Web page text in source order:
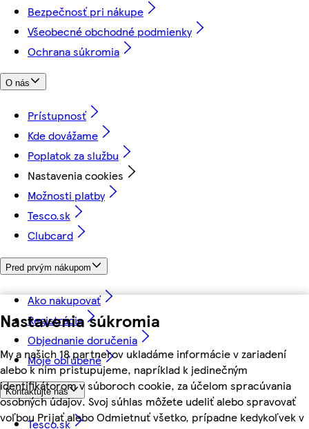
Nastavenia súkromia
My a našich 18 partnerov ukladáme informácie v zariadení
alebo k nim pristupujeme, napríklad k jedinečným
identifikátorom v súboroch cookie, za účelom spracúvania
osobných údajov. Svoj súhlas môžete udeliť alebo spravovať
voľbou Prijať alebo Odmietnuť všetko, prípadne kedykoľvek v
Bezpečnosť pri nákupe
Všeobecné obchodné podmienky
Ochrana súkromia
O nás
Prístupnosť
Kde dovážame
Poplatok za službu
Nastavenia cookies
Možnosti platby
Tesco.sk
Clubcard
Pred prvým nákupom
Ako nakupovať
Registrácia
Objednanie doručenia
Moje obľúbené
Kontaktujte nás
Tesco.sk